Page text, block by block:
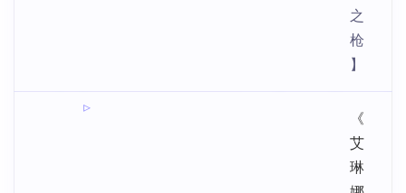
之
枪
】
《
艾
琳